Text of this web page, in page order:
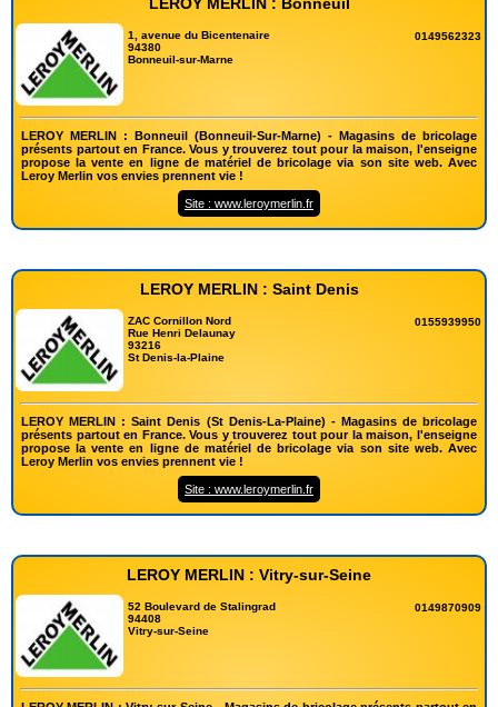
1, avenue du Bicentenaire
94380
Bonneuil-sur-Marne
0149562323
LEROY MERLIN : Bonneuil (Bonneuil-Sur-Marne) - Magasins de bricolage
présents partout en France. Vous y trouverez tout pour la maison, l'enseigne
propose la vente en ligne de matériel de bricolage via son site web. Avec
Leroy Merlin vos envies prennent vie !
Site : www.leroymerlin.fr
LEROY MERLIN : Saint Denis
ZAC Cornillon Nord
Rue Henri Delaunay
93216
St Denis-la-Plaine
0155939950
LEROY MERLIN : Saint Denis (St Denis-La-Plaine) - Magasins de bricolage
présents partout en France. Vous y trouverez tout pour la maison, l'enseigne
propose la vente en ligne de matériel de bricolage via son site web. Avec
Leroy Merlin vos envies prennent vie !
Site : www.leroymerlin.fr
LEROY MERLIN : Vitry-sur-Seine
52 Boulevard de Stalingrad
94408
Vitry-sur-Seine
0149870909